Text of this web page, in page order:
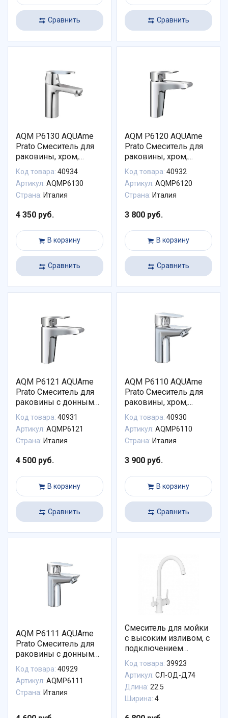
Сравнить Сравнить
AQM P6130 AQUAme
Prato Смеситель для
раковины, хром,
однорычажный.
Код товара: 40934
Артикул: AQMP6130
Страна: Италия
4 350 руб.
В корзину
Сравнить
AQM P6120 AQUAme
Prato Смеситель для
раковины, хром,
однорычажный.
Код товара: 40932
Артикул: AQMP6120
Страна: Италия
3 800 руб.
В корзину
Сравнить
AQM P6121 AQUAme
Prato Смеситель для
раковины с донным
клапаном, хром,
однорычажный.
Код товара: 40931
Артикул: AQMP6121
Страна: Италия
4 500 руб.
В корзину
Сравнить
AQM P6110 AQUAme
Prato Смеситель для
раковины, хром,
однорычажный.
Код товара: 40930
Артикул: AQMP6110
Страна: Италия
3 900 руб.
В корзину
Сравнить
AQM P6111 AQUAme
Prato Смеситель для
раковины с донным
клапаном, хром,
однорычажный.
Код товара: 40929
Артикул: AQMP6111
Страна: Италия
Смеситель для мойки
с высоким изливом, с
подключением
фильтра, белый, СЛ-
ОД-Д74
Код товара: 39923
Артикул: СЛ-ОД-Д74
Длина: 22.5
Ширина: 4